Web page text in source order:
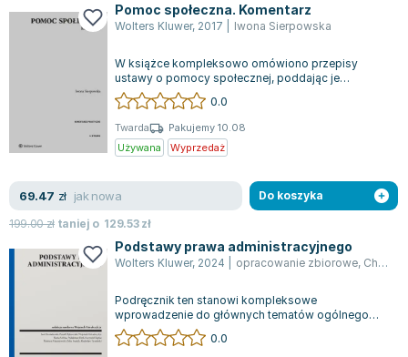
Pomoc społeczna. Komentarz
Wolters Kluwer, 2017 Iwona Sierpowska
W książce kompleksowo omówiono przepisy
ustawy o pomocy społecznej, poddając je
dogłębnej analizie z uwzględnieniem literatury, or...
0.0
Twarda
Pakujemy 10.08
Używana
Wyprzedaż
69.47 zł jak nowa
199.00zł taniej o 129.53zł
Do koszyka
Podstawy prawa administracyjnego
Wolters Kluwer, 2024 opracowanie zbiorowe, Chmielewski Jan (prawnik)
Podręcznik ten stanowi kompleksowe
wprowadzenie do głównych tematów ogólnego
prawa administracyjnego, obejmując także
wybrane aspe...
0.0